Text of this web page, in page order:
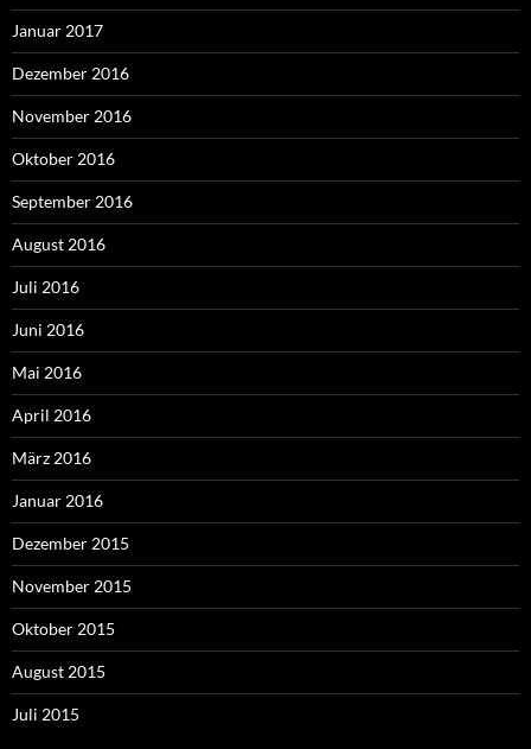
Januar 2017
Dezember 2016
November 2016
Oktober 2016
September 2016
August 2016
Juli 2016
Juni 2016
Mai 2016
April 2016
März 2016
Januar 2016
Dezember 2015
November 2015
Oktober 2015
August 2015
Juli 2015